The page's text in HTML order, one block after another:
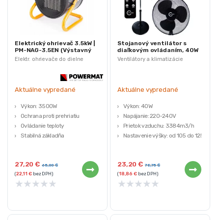
Elektr. ohrievače do dielne
Elektrický ohrievač 3.5kW |
PM-NAG-3.5EN (Výstavný
kus)
Aktuálne vypredané
Výkon: 3500W
Ochrana proti prehriatiu
Ovládanie teploty
Stabilná základňa
produkty za výhodnú cenu! Naše
výstavné kusy sú pripravené na
okamžité použitie. Pre zabezpečenie
27,20€ 65,00€
(22,11€bez DPH)
★★★★★
Ventilátory a klimatizácie
Stojanový ventilátor s
diaľkovým ovládaním, 40W
| Carruzzo (Výstavný kus)
Aktuálne vypredané
Výkon: 40W
Napájanie: 220-240V
Prietok vzduchu: 3384m3/h
Nastavenie výšky: od 105 do 125
Využite príležitosť a získajte kvalitné
produkty za výhodnú cenu! Naše
výstavné kusy sú pripravené na
sa ich pôvodne balenie nahradilo.
23,20€ 78,75€
(18,86€bez DPH)
★★★★★